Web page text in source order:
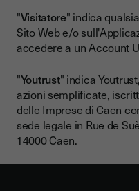
"Visitatore" indica
Sito Web e/o
accedere a un Account
"Youtrust" indica
azioni semplificate,
delle Imprese di Caen
sede legale in Rue de
14000 Caen.